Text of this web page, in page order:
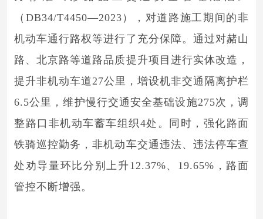
（DB34/T4450—2023），对道路施工期间的非
机动车通行路权等进行了充分保障。通过对赭山
路、北京路等道路品质提升项目进行实体改造，
提升非机动车道27公里，增设机非交通隔离护栏
6.5公里，维护慢行交通安全基础设施275次，调
整路口非机动车蓄车组织4处。同时，强化路面
铁骑巡控勤务，非机动车交通违法、违法停车查
处劝导量环比分别上升12.37%、19.65%，路面
管控不断增强。